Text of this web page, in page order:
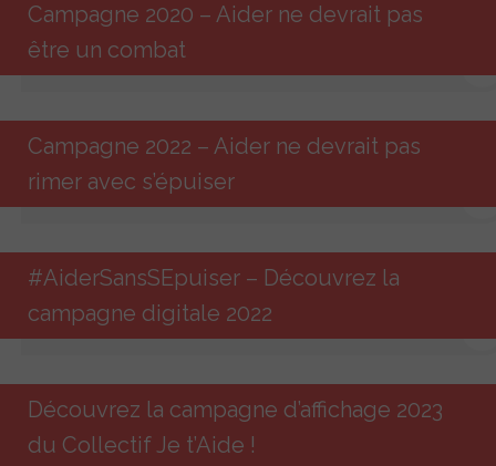
Campagne 2020 – Aider ne devrait pas
être un combat
Campagne 2022 – Aider ne devrait pas
rimer avec s’épuiser
#AiderSansSEpuiser – Découvrez la
campagne digitale 2022
Découvrez la campagne d’affichage 2023
du Collectif Je t’Aide !